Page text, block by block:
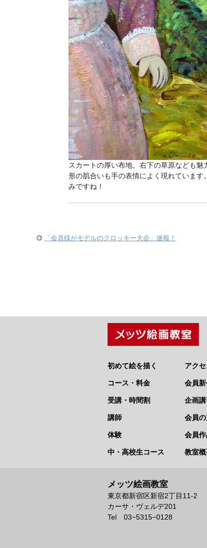
スカートの厚い布地、右下の草原なども
形の肌合いも手の表情によく現れていま
みですね！
「会員様がモデルのクロッキー大会」速報！
初めて絵を描く
コース・料金
受講・時間割
講師
体験
中・高校生コース
アク
会員
企画
会員
会員
教室
メッツ絵画教室
東京都新宿区新宿2丁目11-2
カーサ・ヴェルデ201
Tel 03−5315−0128